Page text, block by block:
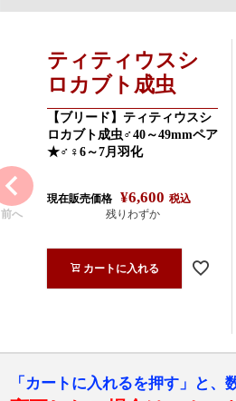
前へ
ティティウスシ
ロカブト成虫
【ブリード】ティティウスシ
ロカブト成虫♂40～49mmペア
★♂♀6～7月羽化
現在販売価格 ¥6,600 税込
残りわずか
カートに入れる
「カートに入れるを押す」と、